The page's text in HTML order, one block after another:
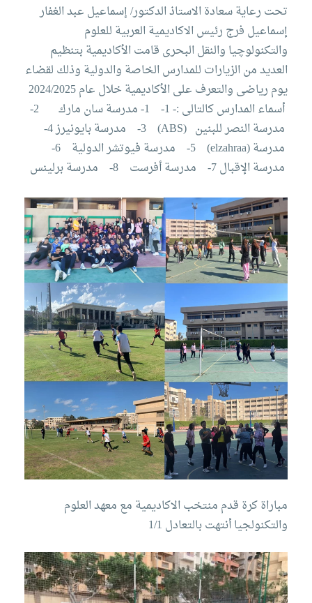
تحت رعاية سعادة الاستاذ الدكتور/ إسماعيل عبد الغفار
إسماعيل فرج رئيس الاكاديمية العربية للعلوم
والتكنولوچيا والنقل البحرى قامت الأكاديمية بتنظيم
العديد من الزيارات للمدارس الخاصة والدولية وذلك لقضاء
يوم رياضى والتعرف على الأكاديمية خلال عام 2024/2025
أسماء المدارس كالتالى :-
1- 1- مدرسة سان مارك 2-
مدرسة النصر للبنين (ABS) 3- مدرسة بايونيرز
4-
مدرسة (elzahraa) 5- مدرسة فيوتشر الدولية 6-
مدرسة الإقبال
7- مدرسة أفرست 8- مدرسة برلينس
مباراة كرة قدم منتخب الاكاديمية مع معهد العلوم
والتكنولجيا أنتهت بالتعادل 1/1